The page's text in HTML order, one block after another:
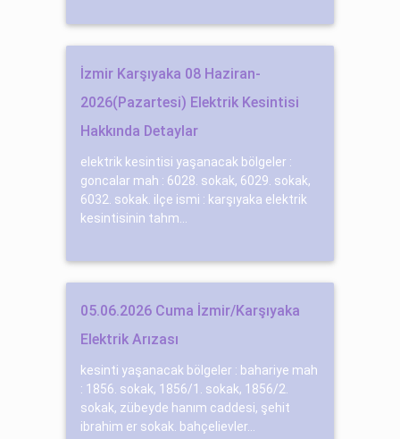
İzmir Karşıyaka 08 Haziran-
2026(Pazartesi) Elektrik Kesintisi
Hakkında Detaylar
elektrik kesintisi yaşanacak bölgeler :
goncalar mah : 6028. sokak, 6029. sokak,
6032. sokak. ilçe ismi : karşıyaka elektrik
kesintisinin tahm...
05.06.2026 Cuma İzmir/Karşıyaka
Elektrik Arızası
kesinti yaşanacak bölgeler : bahariye mah
: 1856. sokak, 1856/1. sokak, 1856/2.
sokak, zübeyde hanım caddesi, şehit
ibrahim er sokak. bahçelievler...